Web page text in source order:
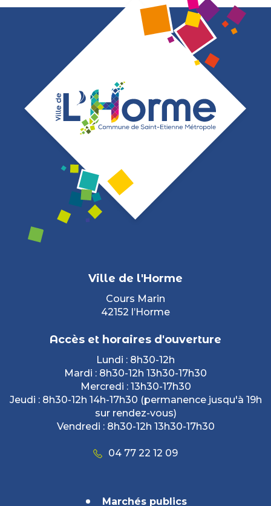
Ville de l'Horme
Cours Marin
42152 l’Horme
Accès et horaires d'ouverture
Lundi : 8h30-12h
Mardi : 8h30-12h 13h30-17h30
Mercredi : 13h30-17h30
Jeudi : 8h30-12h 14h-17h30 (permanence jusqu'à 19h
sur rendez-vous)
Vendredi : 8h30-12h 13h30-17h30
04 77 22 12 09
Marchés publics